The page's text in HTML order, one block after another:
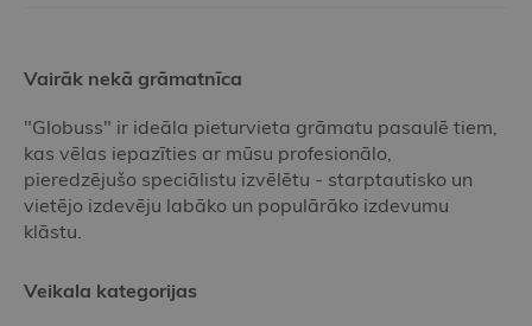
Vairāk nekā grāmatnīca
"Globuss" ir ideāla pieturvieta grāmatu pasaulē tiem,
kas vēlas iepazīties ar mūsu profesionālo,
pieredzējušo speciālistu izvēlētu - starptautisko un
vietējo izdevēju labāko un populārāko izdevumu
klāstu.
Veikala kategorijas